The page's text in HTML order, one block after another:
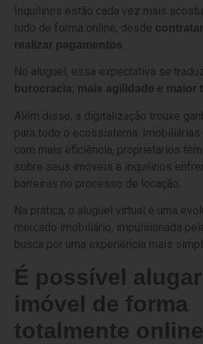
Inquilinos estão cada vez mais
tudo de forma online, desde
realizar pagamentos.
No aluguel, essa expectativa se
burocracia, mais agilidade e maior
Além disso, a digitalização trouxe
para todo o ecossistema.
com mais eficiência, proprietários
sobre seus imóveis e inquilinos
barreiras no processo de locação.
Na prática, o aluguel virtual é uma
mercado imobiliário, impulsionada
busca por uma experiência mais
É possível
imóvel de forma
totalmente